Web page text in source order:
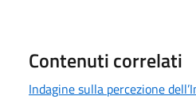
Contenuti correlati
Indagine sulla percezione